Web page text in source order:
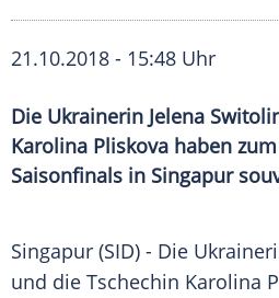
21.10.2018 - 15:48 Uhr
Die Ukrainerin Jelena
Karolina Pliskova haben
Saisonfinals in Singapur
Singapur (SID) - Die
und die Tschechin Karolina